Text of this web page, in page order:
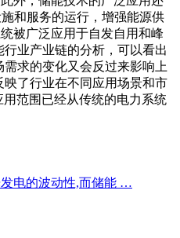
和服务的运行，增强能源供
被广泛应用于自发自用和峰
业产业链的分析，可以看出
求的变化又会反过来影响上
了行业在不同应用场景和市
范围已经从传统的电力系统
电的波动性,而储能 …